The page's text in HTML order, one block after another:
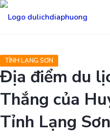
TỈNH LẠNG SƠN
Địa điểm du
Thắng của
Tỉnh Lạng Sơn